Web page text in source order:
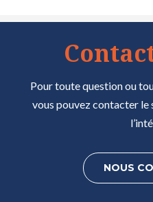
Pour toute question ou
vous pouvez contacter le
NOUS